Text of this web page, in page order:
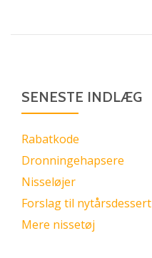
SENESTE INDLÆG
Rabatkode
Dronningehapsere
Nisseløjer
Forslag til nytårsdessert
Mere nissetøj